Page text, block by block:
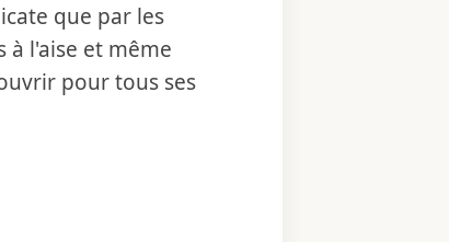
que par les
à l'aise et même
pour tous ses